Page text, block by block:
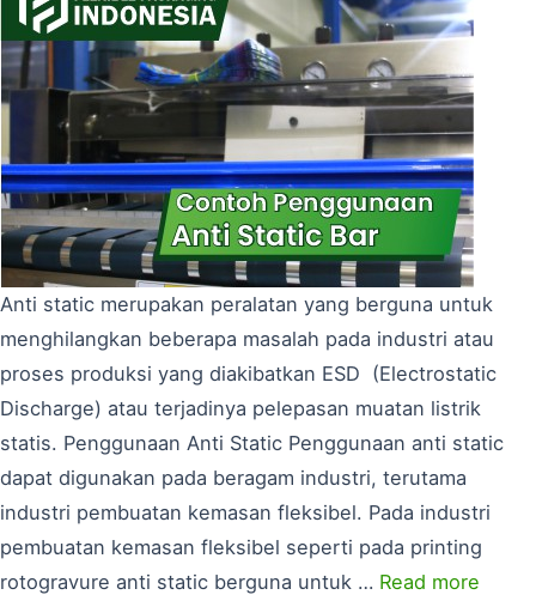
Anti static merupakan peralatan yang berguna untuk
menghilangkan beberapa masalah pada industri atau
proses produksi yang diakibatkan ESD (Electrostatic
Discharge) atau terjadinya pelepasan muatan listrik
statis. Penggunaan Anti Static Penggunaan anti static
dapat digunakan pada beragam industri, terutama
industri pembuatan kemasan fleksibel. Pada industri
pembuatan kemasan fleksibel seperti pada printing
rotogravure anti static berguna untuk … Read more